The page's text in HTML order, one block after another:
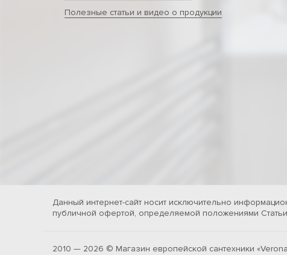
Полезные статьи и видео о продукции
Данный интернет-сайт носит исключительно
публичной офертой, определяемой положениями
2010 — 2026 © Магазин европейской сантехники